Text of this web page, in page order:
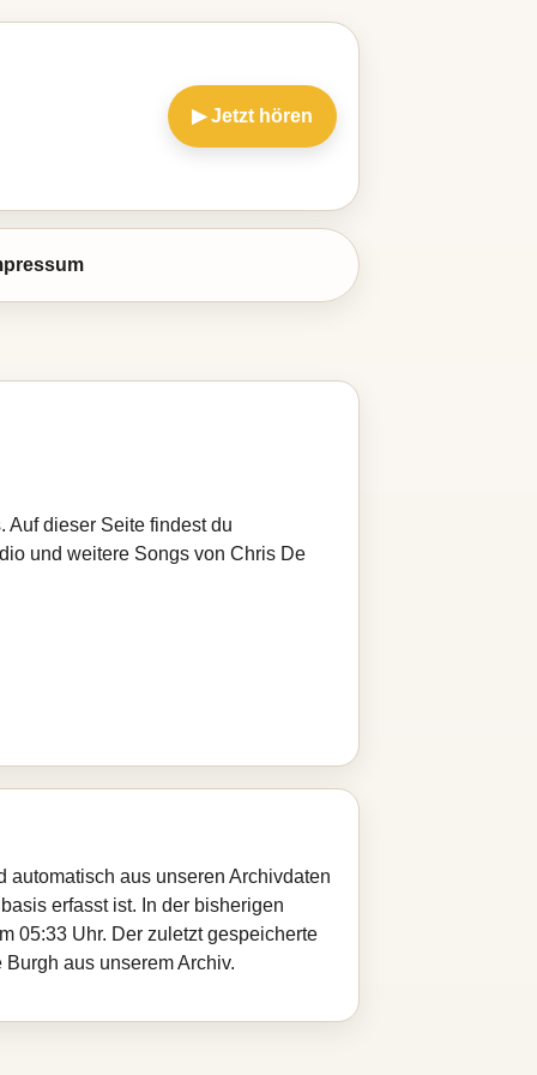
▶ Jetzt hören
Auf dieser Seite findest du
und weitere Songs von Chris De
automatisch aus unseren Archivdaten
erfasst ist. In der bisherigen
05:33 Uhr. Der zuletzt gespeicherte
aus unserem Archiv.